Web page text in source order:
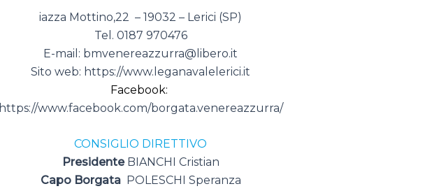
iazza Mottino,22 – 19032 – Lerici (SP)
Tel. 0187 970476
E-mail: bmvenereazzurra@libero.it
Sito web: https://www.leganavalelerici.it
Facebook:
https://www.facebook.com/borgata.venereazzurra/
CONSIGLIO DIRETTIVO
Presidente BIANCHI Cristian
Capo BorgataPOLESCHI Speranza